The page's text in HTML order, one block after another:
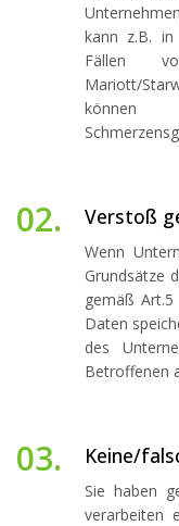
kann z.B.
Fällen
Mariott/
können
02. Verstoß
Wenn
Grundsätze
gemäß
Daten
des
Betroffenen
03. Keine/
Sie haben
verarbeiten